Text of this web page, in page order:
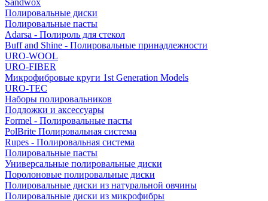
Sandwox
Полировальные диски
Полировальные пасты
Adarsa - Полироль для стекол
Buff and Shine - Полировальные принадлежности
URO-WOOL
URO-FIBER
Микрофибровые круги 1st Generation Models
URO-TEC
Наборы полировальников
Подложки и аксессуары
Formel - Полировальные пасты
PolBrite Полировальная система
Rupes - Полировальная система
Полировальные пасты
Универсальные полировальные диски
Поролоновые полировальные диски
Полировальные диски из натуральной овчины
Полировальные диски из микрофибры